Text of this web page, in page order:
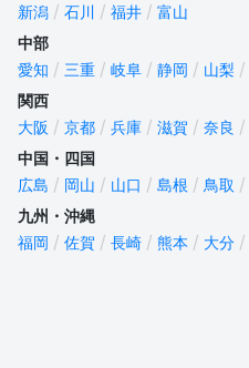
新潟
石川 福井
富山
中部
愛知
三重 岐阜 静岡 山梨
関西
大阪
京都 兵庫 滋賀 奈良
中国・四国
広島
岡山 山口 島根 鳥取
九州・沖縄
福岡
佐賀 長崎 熊本 大分